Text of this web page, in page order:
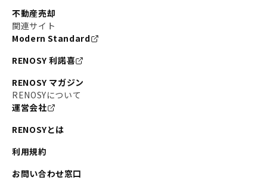
不動産売却
関連サイト
Modern Standard
RENOSY 利諾喜
RENOSY マガジン
RENOSYについて
運営会社
RENOSYとは
利用規約
お問い合わせ窓口